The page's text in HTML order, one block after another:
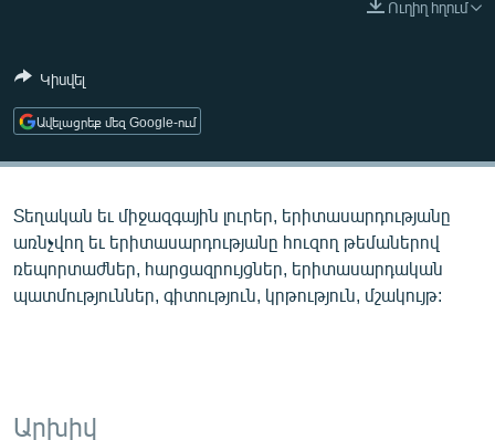
ՄԵԿՆԱԲԱՆՈՒԹՅՈՒՆ
ԿՈՐՈՆԱՎԻՐՈՒՍ
ԱՐԽԻՎ
ՏԵՍԱՆՅՈՒԹԵՐ
ՓՈԴՔԱՍԹ
Ուղիղ հղում
Կիսվել
Ավելացրեք մեզ Google-ում
Տեղական եւ միջազգային լուրեր, երիտասարդությանը
առնչվող եւ երիտասարդությանը հուզող թեմաներով
ռեպորտաժներ, հարցազրույցներ, երիտասարդական
պատմություններ, գիտություն, կրթություն, մշակույթ:
Արխիվ